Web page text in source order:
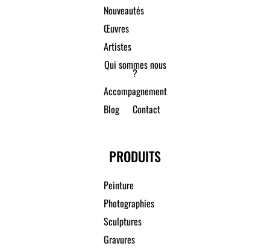
Nouveautés
Œuvres
Artistes
Qui sommes nous
?
Accompagnement
Blog
Contact
PRODUITS
Peinture
Photographies
Sculptures
Gravures